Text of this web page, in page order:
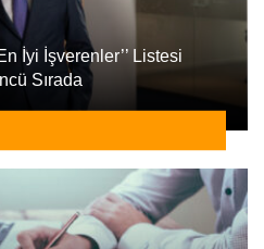
İyi İşverenler’’ Listesi
Sırada